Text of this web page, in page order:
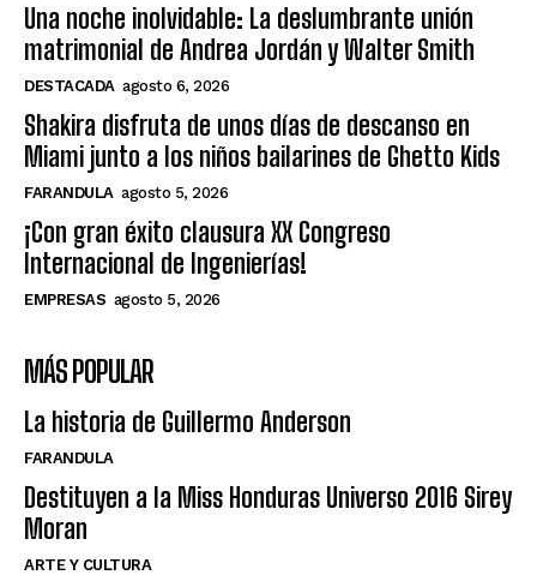
Una noche inolvidable: La deslumbrante unión
matrimonial de Andrea Jordán y Walter Smith
DESTACADA agosto 6, 2026
Shakira disfruta de unos días de descanso en
Miami junto a los niños bailarines de Ghetto Kids
FARANDULA agosto 5, 2026
¡Con gran éxito clausura XX Congreso
Internacional de Ingenierías!
EMPRESAS agosto 5, 2026
MÁS POPULAR
La historia de Guillermo Anderson
FARANDULA
Destituyen a la Miss Honduras Universo 2016 Sirey
Moran
ARTE Y CULTURA